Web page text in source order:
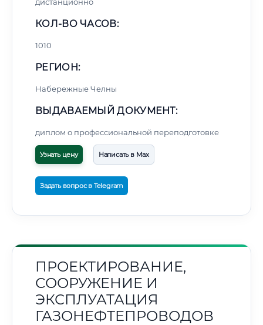
КОЛ-ВО ЧАСОВ:
1010
РЕГИОН:
Набережные Челны
ВЫДАВАЕМЫЙ ДОКУМЕНТ:
диплом о профессиональной переподготовке
Узнать цену Написать в Max
Задать вопрос в Telegram
ПРОЕКТИРОВАНИЕ,
СООРУЖЕНИЕ И
ЭКСПЛУАТАЦИЯ
ГАЗОНЕФТЕПРОВОДОВ